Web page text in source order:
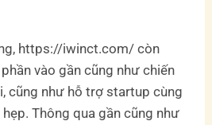
https://iwinct.com/ còn
vào gần cũng như chiến
cũng như hỗ trợ startup cùng
Thông qua gần cũng như